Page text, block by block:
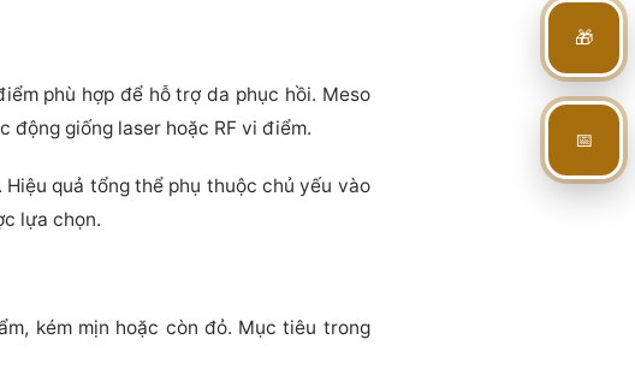
phù hợp để hỗ trợ da phục hồi. Meso
động giống laser hoặc RF vi điểm.
quả tổng thể phụ thuộc chủ yếu vào
lựa chọn.
kém mịn hoặc còn đỏ. Mục tiêu trong
🎁
📅